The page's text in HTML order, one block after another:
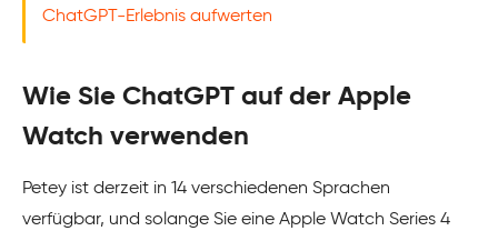
ChatGPT-Erlebnis aufwerten
Wie Sie ChatGPT auf der Apple
Watch verwenden
Petey ist derzeit in 14 verschiedenen Sprachen
verfügbar, und solange Sie eine Apple Watch Series 4